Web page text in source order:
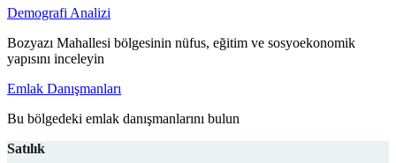
Demografi Analizi
Bozyazı Mahallesi bölgesinin nüfus, eğitim ve sosyoekonomik
yapısını inceleyin
Emlak Danışmanları
Bu bölgedeki emlak danışmanlarını bulun
Satılık